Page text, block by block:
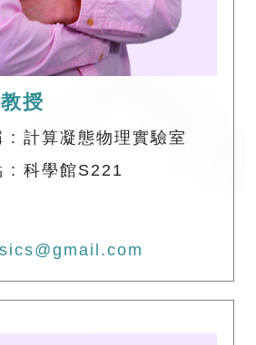
授
: 計算凝態物理實驗室
: 科學館S221